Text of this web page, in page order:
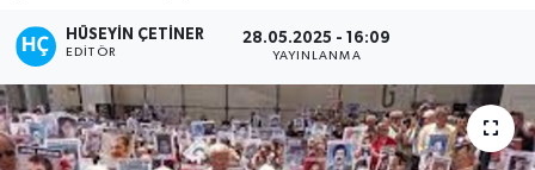
HÜSEYIN ÇETINER
EDITÖR
28.05.2025 - 16:09
YAYINLANMA